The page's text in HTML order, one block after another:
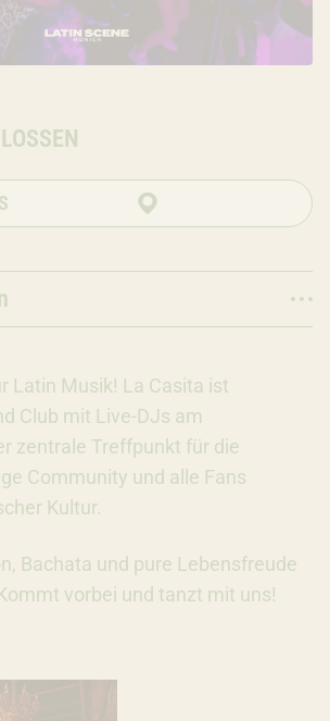
Munich
Latin Musik! La Casita ist
Club mit Live-DJs am
zentrale Treffpunkt für die
Community und alle Fans
Kultur.
Bachata und pure Lebensfreude
vorbei und tanzt mit uns!